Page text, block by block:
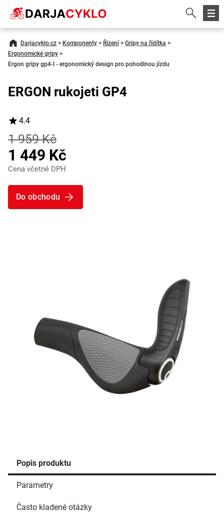
Darjacyklo.cz > Komponenty > Řízení > Gripy na řídítka >
Ergonomické gripy >
Ergon gripy gp4-l - ergonomický design pro pohodlnou jízdu
Popis produktu
Parametry
Často kladené otázky
ERGON rukojeti GP4
4.4
1 959 Kč
1 449 Kč
Cena včetně DPH
Do obchodu